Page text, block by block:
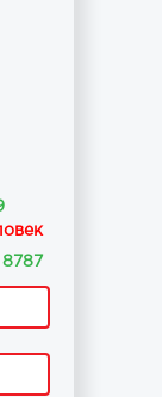
8787